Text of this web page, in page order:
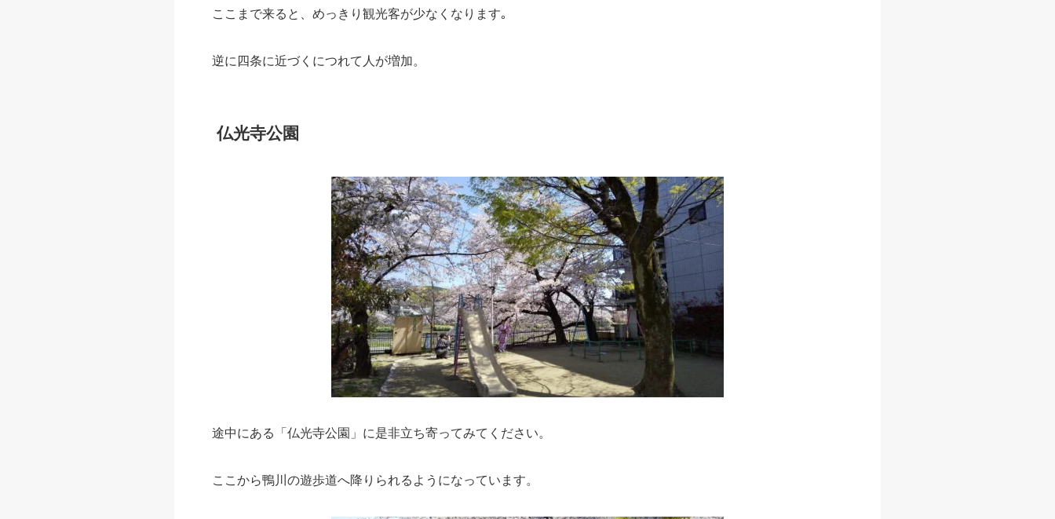
ここまで来ると、めっきり観光客が少なくなります｡
逆に四条に近づくにつれて人が増加。
仏光寺公園
途中にある「仏光寺公園」に是非立ち寄ってみてください。
ここから鴨川の遊歩道へ降りられるようになっています。